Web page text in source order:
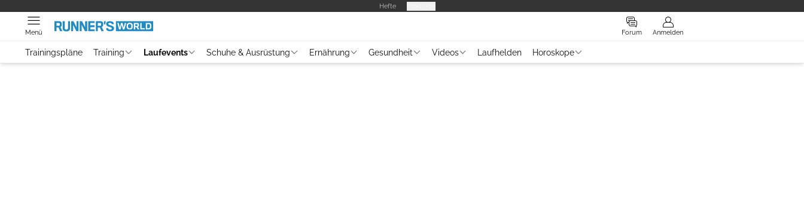
Hefte
Forum Anmelden
Menü
Trainingspläne Training Laufevents Schuhe & Ausrüstung Ernährung Gesundheit Videos Laufhelden Horoskope